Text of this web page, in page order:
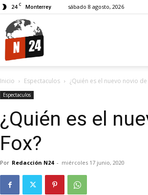
24 C Monterrey sábado 8 agosto, 2026
Inicio Espectaculos ¿Quién es el nuevo novio de
Espectaculos
¿Quién es el
Fox?
Por Redacción N24 - miércoles 17 junio, 2020